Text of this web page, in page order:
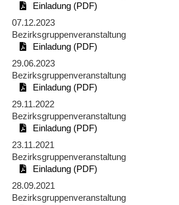
Einladung (PDF)
07.12.2023
Bezirksgruppenveranstaltung
Einladung (PDF)
29.06.2023
Bezirksgruppenveranstaltung
Einladung (PDF)
29.11.2022
Bezirksgruppenveranstaltung
Einladung (PDF)
23.11.2021
Bezirksgruppenveranstaltung
Einladung (PDF)
28.09.2021
Bezirksgruppenveranstaltung